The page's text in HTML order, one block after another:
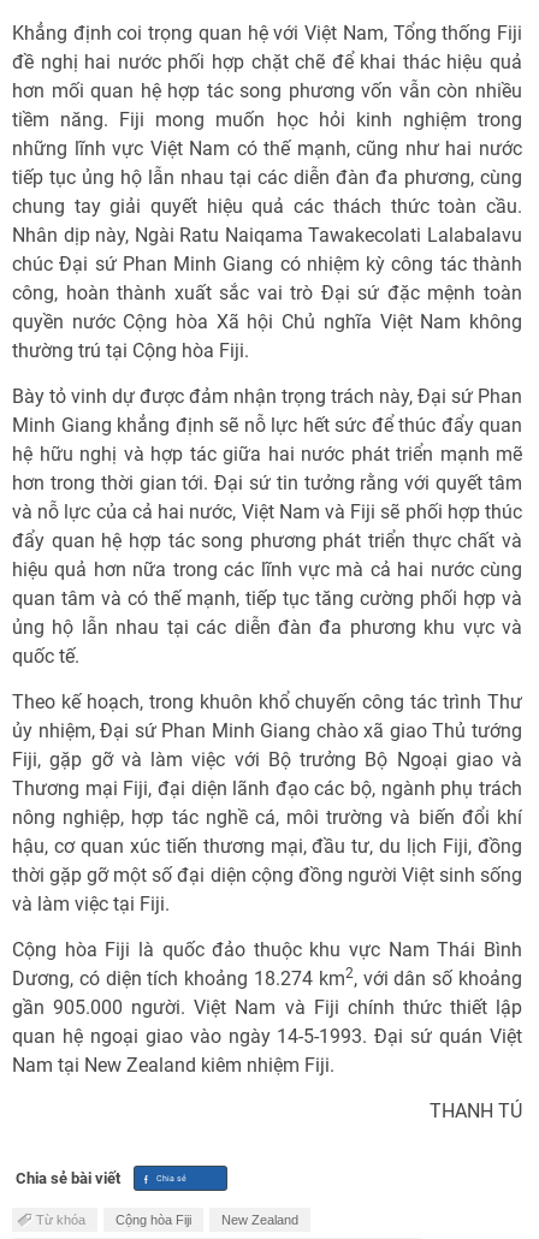
Khẳng định coi trọng quan hệ với Việt Nam, Tổng thống Fiji
đề nghị hai nước phối hợp chặt chẽ để khai thác hiệu quả
hơn mối quan hệ hợp tác song phương vốn vẫn còn nhiều
tiềm năng. Fiji mong muốn học hỏi kinh nghiệm trong
những lĩnh vực Việt Nam có thế mạnh, cũng như hai nước
tiếp tục ủng hộ lẫn nhau tại các diễn đàn đa phương, cùng
chung tay giải quyết hiệu quả các thách thức toàn cầu.
Nhân dịp này, Ngài Ratu Naiqama Tawakecolati Lalabalavu
chúc Đại sứ Phan Minh Giang có nhiệm kỳ công tác thành
công, hoàn thành xuất sắc vai trò Đại sứ đặc mệnh toàn
quyền nước Cộng hòa Xã hội Chủ nghĩa Việt Nam không
thường trú tại Cộng hòa Fiji.
Bày tỏ vinh dự được đảm nhận trọng trách này, Đại sứ Phan
Minh Giang khẳng định sẽ nỗ lực hết sức để thúc đẩy quan
hệ hữu nghị và hợp tác giữa hai nước phát triển mạnh mẽ
hơn trong thời gian tới. Đại sứ tin tưởng rằng với quyết tâm
và nỗ lực của cả hai nước, Việt Nam và Fiji sẽ phối hợp thúc
đẩy quan hệ hợp tác song phương phát triển thực chất và
hiệu quả hơn nữa trong các lĩnh vực mà cả hai nước cùng
quan tâm và có thế mạnh, tiếp tục tăng cường phối hợp và
ủng hộ lẫn nhau tại các diễn đàn đa phương khu vực và
quốc tế.
Theo kế hoạch, trong khuôn khổ chuyến công tác trình Thư
ủy nhiệm, Đại sứ Phan Minh Giang chào xã giao Thủ tướng
Fiji, gặp gỡ và làm việc với Bộ trưởng Bộ Ngoại giao và
Thương mại Fiji, đại diện lãnh đạo các bộ, ngành phụ trách
nông nghiệp, hợp tác nghề cá, môi trường và biến đổi khí
hậu, cơ quan xúc tiến thương mại, đầu tư, du lịch Fiji, đồng
thời gặp gỡ một số đại diện cộng đồng người Việt sinh sống
và làm việc tại Fiji.
Cộng hòa Fiji là quốc đảo thuộc khu vực Nam Thái Bình
Dương, có diện tích khoảng 18.274 km2, với dân số khoảng
gần 905.000 người. Việt Nam và Fiji chính thức thiết lập
quan hệ ngoại giao vào ngày 14-5-1993. Đại sứ quán Việt
Nam tại New Zealand kiêm nhiệm Fiji.
THANH TÚ
Chia sẻ bài viết
Từ khóa Cộng hòa Fiji New Zealand